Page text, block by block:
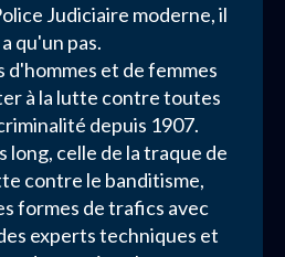
Judiciaire moderne, il
qu'un pas.
d'hommes et de femmes
à la lutte contre toutes
depuis 1907.
long, celle de la traque de
contre le banditisme,
formes de trafics avec
experts techniques et